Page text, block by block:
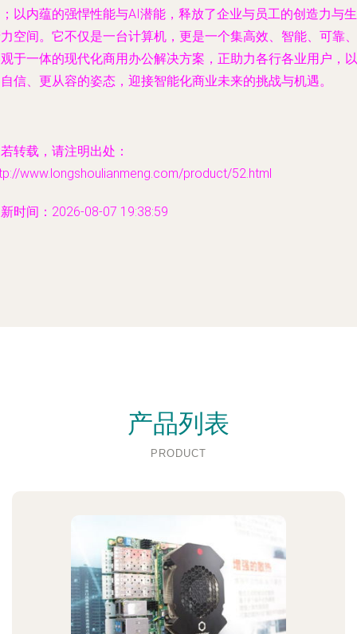
以内蕴的强悍性能与AI潜能，释放了企业与员工的创造力与生
空间。它不仅是一台计算机，更是一个集高效、智能、可靠、
于一体的现代化商用办公解决方案，正助力各行各业用户，以
信、更从容的姿态，迎接智能化商业未来的挑战与机遇。
转载，请注明出处：
www.longshoulianmeng.com/product/52.html
时间：2026-08-07 19:38:59
产品列表
PRODUCT